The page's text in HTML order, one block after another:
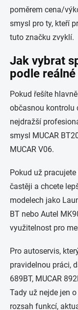
poměrem cena/
smysl pro ty, kteří
tuto značku zvyklí.
Jak vybrat
podle
Pokud řešíte
občasnou kontrolu
nejdražší
smysl MUCAR
MUCAR V06.
Pokud už
častěji a chcete
modelech jako
BT nebo Autel
využitelnost pro
Pro autoservis,
pravidelnou práci,
689BT, MUCAR
Tady už nejde jen
rozsah funkcí,